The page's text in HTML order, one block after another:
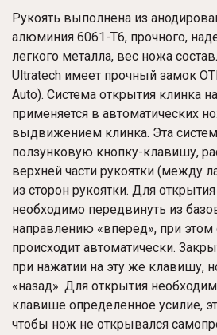
Рукоять выполнена из
алюминия 6061-T6, прочного,
легкого металла, вес ножа
Ultratech имеет прочный замок
Auto). Система открытия клинка
применяется в автоматических
выдвижением клинка. Эта
ползунковую кнопку-клавишу,
верхней части рукоятки (между
из сторон рукоятки. Для
необходимо передвинуть из
направлению «вперед», при этом
происходит автоматически.
при нажатии на эту же клавишу,
«назад». Для открытия
клавише определенное усилие,
чтобы нож не открывался